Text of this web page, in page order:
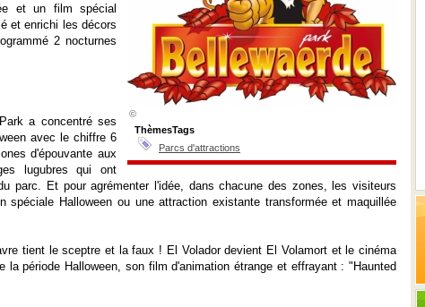
©
ThèmesTags
Parcs d'attractions
et un film spécial
et enrichi les décors
2 nocturnes
a concentré ses
avec le chiffre 6
d'épouvante aux
lugubres qui ont
parc. Et pour agrémenter l'idée, dans chacune des zones, les visiteurs
spéciale Halloween ou une attraction existante transformée et maquillée
tient le sceptre et la faux ! El Volador devient El Volamort et le cinéma
la période Halloween, son film d'animation étrange et effrayant : "Haunted